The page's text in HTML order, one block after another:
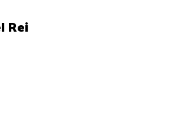
Rei